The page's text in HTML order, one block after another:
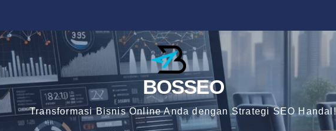
BOSSEO
Transformasi Bisnis Online Anda dengan Strategi SEO Handal!